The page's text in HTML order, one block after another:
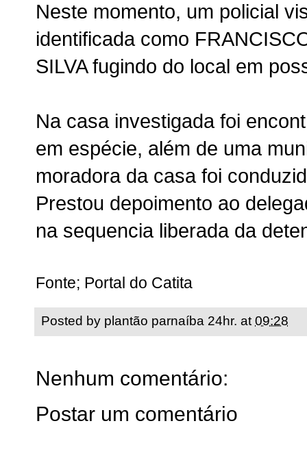
Neste momento, um policial
identificada como
SILVA fugindo do local em
Na casa investigada foi
em espécie, além de uma
moradora da casa foi
Prestou depoimento ao
na sequencia liberada da
Fonte; Portal do Catita
Posted by plantão parnaíba 24hr. at 09:28
Nenhum comentário:
Postar um comentário